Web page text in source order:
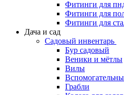
Фитинги для
Фитинги для
Фитинги для
Дача и сад
Садовый инвентарь
Бур садовый
Веники и мётлы
Вилы
Грабли